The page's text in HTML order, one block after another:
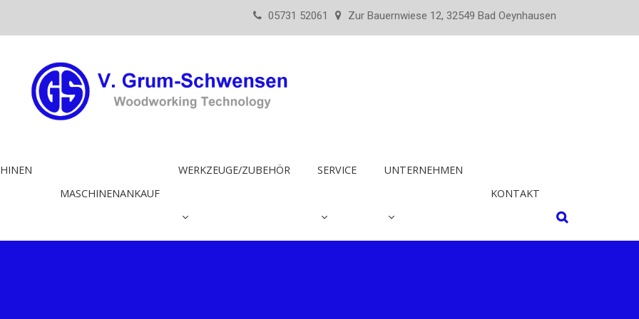
05731 52061 Zur Bauernwiese 12, 32549 Bad Oeynhausen
MASCHINENANKAUF
WERKZEUGE/ZUBEHÖR SERVICE
UNTERNEHMEN
KONTAKT